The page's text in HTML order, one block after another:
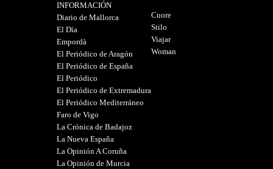
INFORMACIÓN
Diario de Mallorca
El Día
Empordà
El Periódico de Aragón
El Periódico de España
El Periódico
El Periódico de Extremadura
El Periódico Mediterráneo
Faro de Vigo
La Crónica de Badajoz
La Nueva España
La Opinión A Coruña
La Opinión de Murcia
Cuore
Stilo
Viajar
Woman